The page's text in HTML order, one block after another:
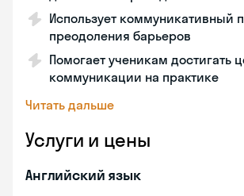
Использует коммуникативный
преодоления барьеров
Помогает ученикам достигать
коммуникации на практике
Читать дальше
Услуги и цены
Английский язык